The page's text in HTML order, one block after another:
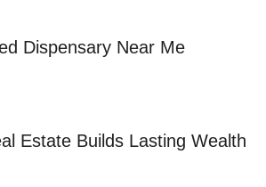
Dispensary Near Me
Estate Builds Lasting Wealth